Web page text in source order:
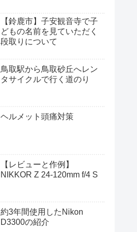
【鈴鹿市】子安観音寺で子
どもの名前を見ていただく
段取りについて
鳥取駅から鳥取砂丘へレン
タサイクルで行く道のり
ヘルメット頭痛対策
【レビューと作例】
NIKKOR Z 24-120mm f/4 S
約3年間使用したNikon
D3300の紹介